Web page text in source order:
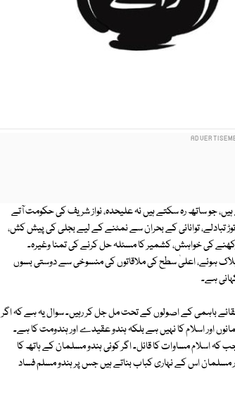
جو ساتھ رہ سکتے ہیں نہ علیحدہ، نواز شریف کی حکومت آتے
تبادلے، توانائی کے بحران سے نمٹنے کے لیے بجلی کی پیش کش،
کی خواہش، کشمیر کا مسئلہ حل کرنے کی تمنا وغیرہ۔
آئوٹ آف کنٹرول ہوئی جس میں5بھارتی فوجی ہلاک ہوئے، اعلیٰ سطح کی ملاقاتوں کی منسوخی سے دوستی بسوں
ہے۔
باہمی کے اصولوں کے تحت مل جل کر رہیں۔ سوال یہ ہے کہ اگر
اور اسلام کا نہیں ہے بلکہ ہندو عقیدے اور ہندومت کا ہے۔
اسلام مساوات کا قائل۔ اگر کوئی ہندو مسلمان کے ہاتھ کا
مسلمان اس کے نہاری کباب بناتے ہیں جس پر ہندو مسلم فساد